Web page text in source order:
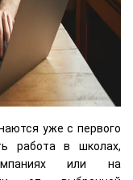
уже с первого
работа в школах,
или на